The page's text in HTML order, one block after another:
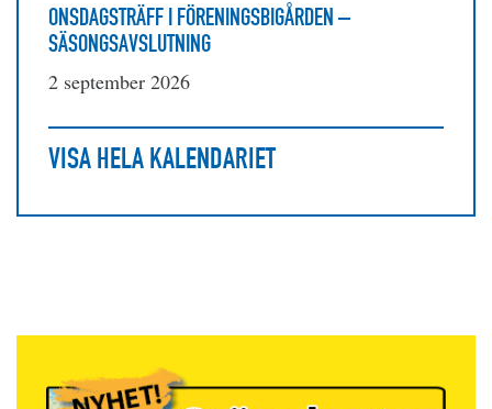
ONSDAGSTRÄFF I FÖRENINGSBIGÅRDEN –
SÄSONGSAVSLUTNING
2 september 2026
VISA HELA KALENDARIET